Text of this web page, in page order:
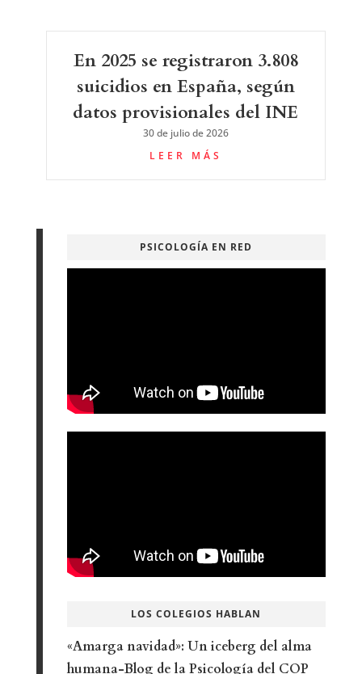
En 2025 se registraron 3.808
suicidios en España, según
datos provisionales del INE
30 de julio de 2026
LEER MÁS
PSICOLOGÍA EN RED
LOS COLEGIOS HABLAN
«Amarga navidad»: Un iceberg del alma
humana-Blog de la Psicología del COP